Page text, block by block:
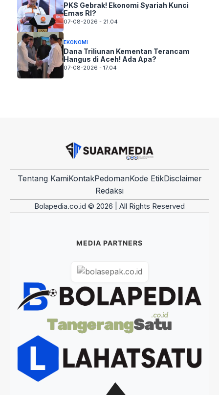
PKS Gebrak! Ekonomi Syariah Kunci
Emas RI?
07-08-2026 - 21.04
EKONOMI
Dana Triliunan Kementan Terancam
Hangus di Aceh! Ada Apa?
07-08-2026 - 17.04
Tentang KamiKontakPedomanKode EtikDisclaimer
Redaksi
Bolapedia.co.id © 2026 | All Rights Reserved
MEDIA PARTNERS